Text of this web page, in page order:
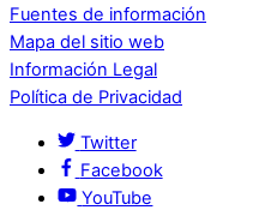
Fuentes de información
Mapa del sitio web
Información Legal
Política de Privacidad
Twitter
Facebook
YouTube